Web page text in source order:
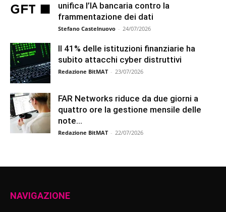
unifica l’IA bancaria contro la
frammentazione dei dati
Stefano Castelnuovo - 24/07/2026
Il 41% delle istituzioni finanziarie ha
subito attacchi cyber distruttivi
Redazione BitMAT - 23/07/2026
FAR Networks riduce da due giorni a
quattro ore la gestione mensile delle
note...
Redazione BitMAT - 22/07/2026
NAVIGAZIONE